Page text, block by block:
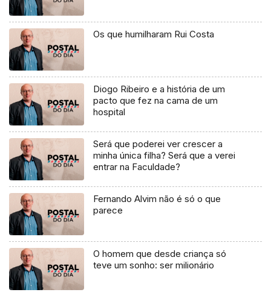
Os que humilharam Rui Costa
Diogo Ribeiro e a história de um
pacto que fez na cama de um
hospital
Será que poderei ver crescer a
minha única filha? Será que a verei
entrar na Faculdade?
Fernando Alvim não é só o que
parece
O homem que desde criança só
teve um sonho: ser milionário